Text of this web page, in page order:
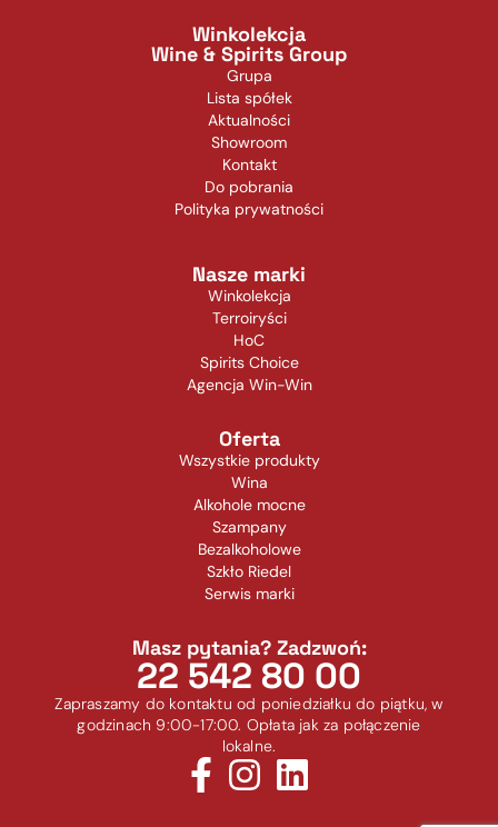
Winkolekcja
Wine & Spirits Group
Grupa
Lista spółek
Aktualności
Showroom
Kontakt
Do pobrania
Polityka prywatności
Nasze marki
Winkolekcja
Terroiryści
HoC
Spirits Choice
Agencja Win-Win
Oferta
Wszystkie produkty
Wina
Alkohole mocne
Szampany
Bezalkoholowe
Szkło Riedel
Serwis marki
Masz pytania? Zadzwoń:
22 542 80 00
Zapraszamy do kontaktu od poniedziałku do piątku, w
godzinach 9:00-17:00. Opłata jak za połączenie
lokalne.